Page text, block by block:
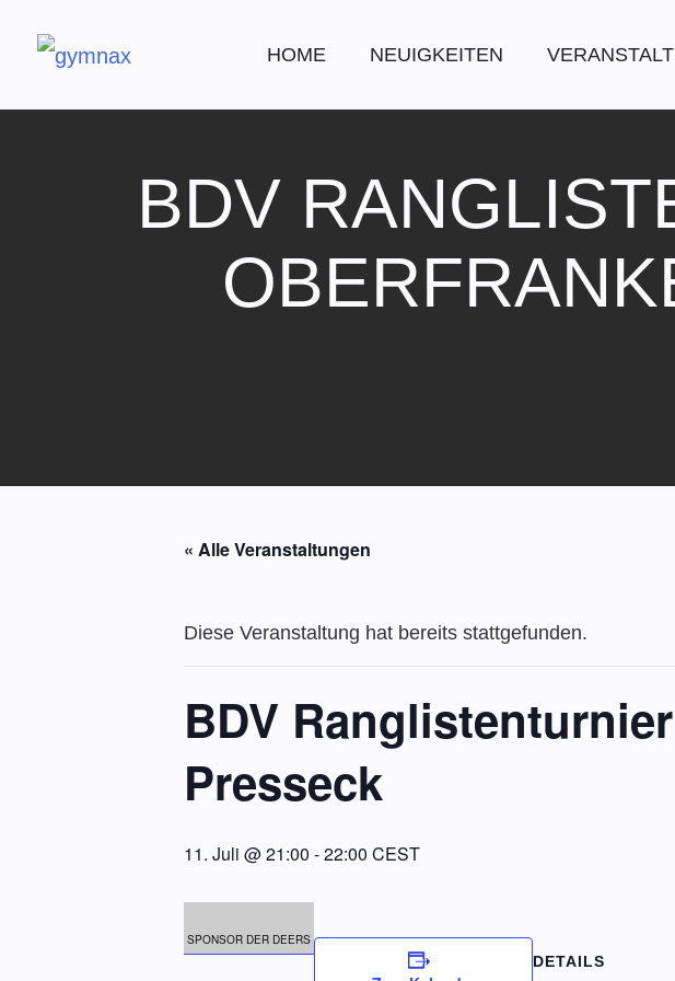
HOME NEUIGKEITEN
BDV
« Alle Veranstaltungen
Diese Veranstaltung hat bereits stattgefunden.
BDV
Presseck
11. Juli @ 21:00 -22:00 CEST
SPONSOR DER DEERS
DETAILS